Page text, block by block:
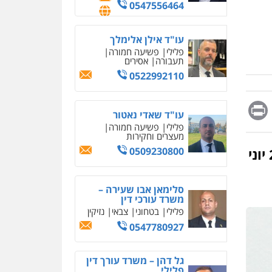
Message
Print
חייא הודיע על כוונתו להתנגד להחלטה, ובינתיים ב-27 יוני
0547556464
עו"ד אילן אלימלך
פלילי פשיעה חמורה
תעבורה אסירים
0522992110
עו"ד שאדי נאטור
פלילי פשיעה חמורה
מעצרים וחקירות
0509230800
סלימאן אבו שעירה –
משרד עורכי דין
פלילי בטחוני צבאי נזיקין
0547780927
גל דהן – משרד עורך דין
מחיקת כתבות מגוגל
ודחיקת אזכורים שליליים
שירותים מקצועיים לעורכי
0522508109
אחסון אתרים
מהירות הגנה גיבוי
תמיכה שירותים מקצועיים
לעורכי דין
מרכז התחלה חדשה
אסירים עבירות מין
שירותים מקצועיים לעורכי
דין
0544500346
מאיה בלום, עו"ס,
טיפול ושיקום
טיפול בהתמכרויות
שירותים מקצועיים לעורכי
דין